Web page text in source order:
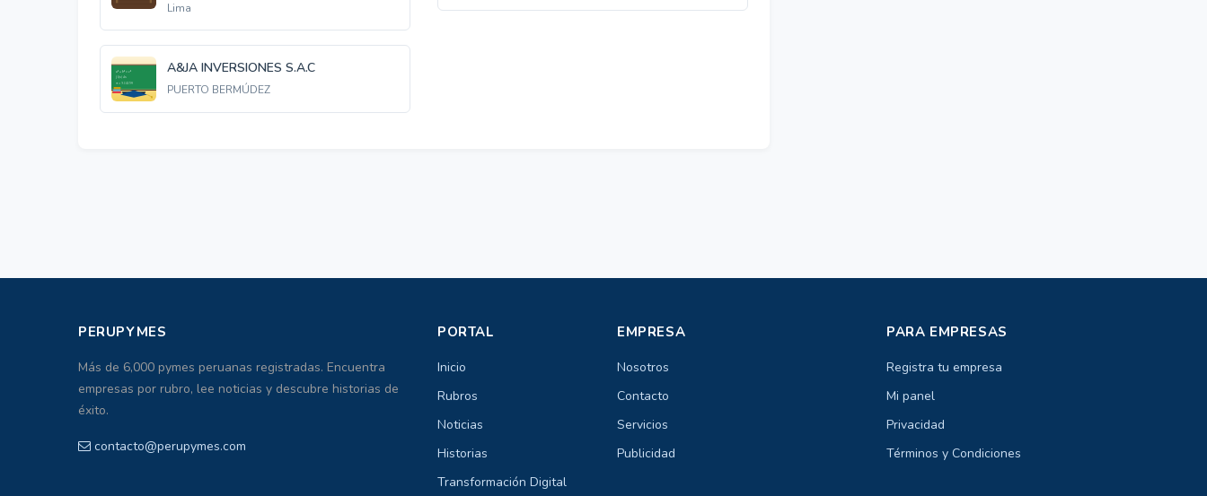
Lima
A&JA INVERSIONES S.A.C
PUERTO BERMÚDEZ
PERUPYMES
Más de 6,000 pymes peruanas registradas. Encuentra
empresas por rubro, lee noticias y descubre historias de
éxito.
contacto@perupymes.com
PORTAL
Inicio
Rubros
Noticias
Historias
Transformación Digital
EMPRESA
Nosotros
Contacto
Servicios
Publicidad
PARA EMPRESAS
Registra tu empresa
Mi panel
Privacidad
Términos y Condiciones